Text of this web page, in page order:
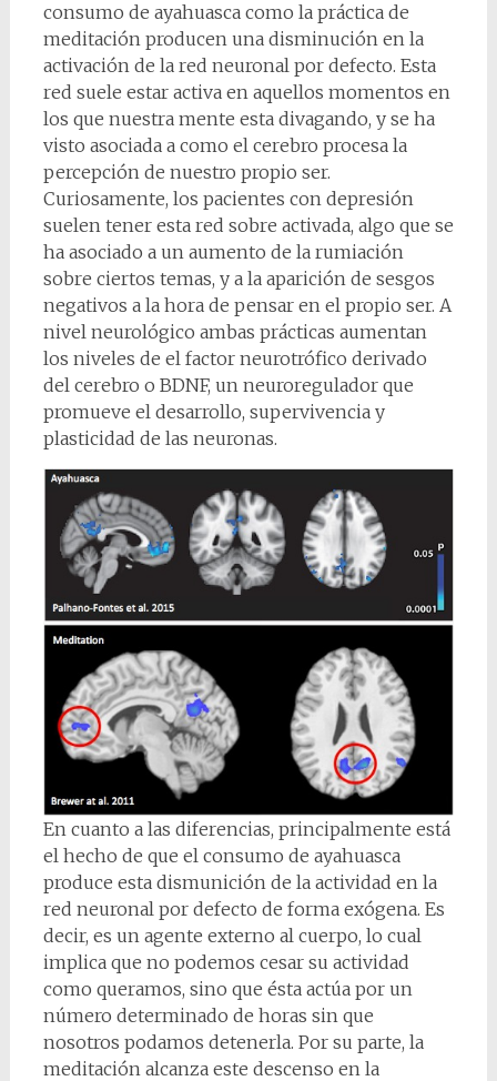
consumo de ayahuasca como la práctica de
meditación producen una disminución en la
activación de la red neuronal por defecto. Esta
red suele estar activa en aquellos momentos en
los que nuestra mente esta divagando, y se ha
visto asociada a como el cerebro procesa la
percepción de nuestro propio ser.
Curiosamente, los pacientes con depresión
suelen tener esta red sobre activada, algo que se
ha asociado a un aumento de la rumiación
sobre ciertos temas, y a la aparición de sesgos
negativos a la hora de pensar en el propio ser. A
nivel neurológico ambas prácticas aumentan
los niveles de el factor neurotrófico derivado
del cerebro o BDNF, un neuroregulador que
promueve el desarrollo, supervivencia y
plasticidad de las neuronas.
En cuanto a las diferencias, principalmente está
el hecho de que el consumo de ayahuasca
produce esta dismunición de la actividad en la
red neuronal por defecto de forma exógena. Es
decir, es un agente externo al cuerpo, lo cual
implica que no podemos cesar su actividad
como queramos, sino que ésta actúa por un
número determinado de horas sin que
nosotros podamos detenerla. Por su parte, la
meditación alcanza este descenso en la